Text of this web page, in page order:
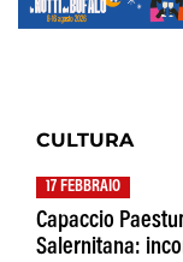
CULTURA
17 FEBBRAIO
Capaccio
Salernitana: